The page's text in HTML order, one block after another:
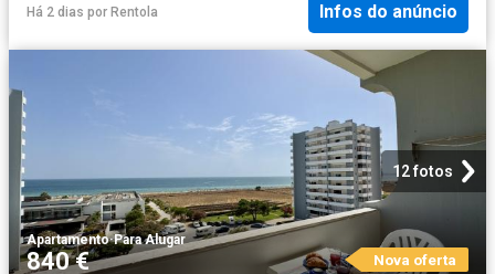
Há 2 dias por Rentola Infos do anúncio
12 fotos
Apartamento·Para Alugar
840 € Nova oferta